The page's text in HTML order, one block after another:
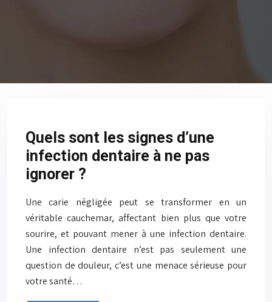
Quels sont les signes d’une
infection dentaire à ne pas
ignorer ?
Une carie négligée peut se transformer en un
véritable cauchemar, affectant bien plus que votre
sourire, et pouvant mener à une infection dentaire.
Une infection dentaire n’est pas seulement une
question de douleur, c’est une menace sérieuse pour
votre santé…